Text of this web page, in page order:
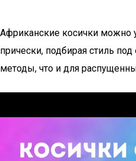
Африканские косички можно
прически, подбирая стиль
методы, что и для